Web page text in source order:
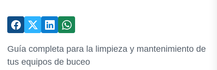
Guía completa para la limpieza y mantenimiento de
tus equipos de buceo